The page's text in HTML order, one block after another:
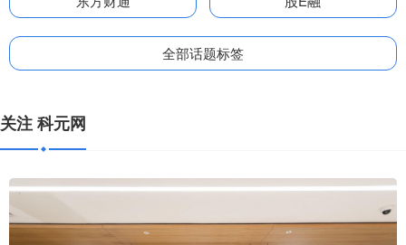
全部话题标签
关注 科元网